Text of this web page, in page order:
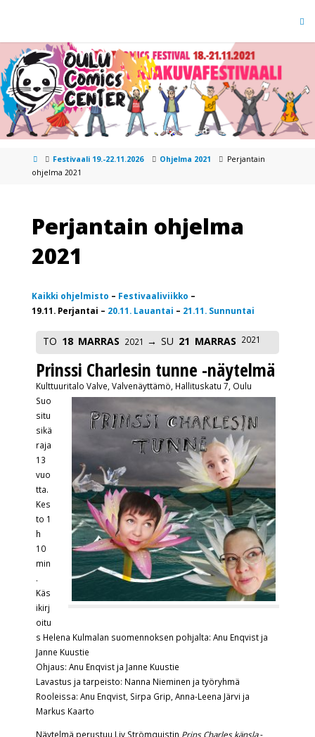
Festivaali 19.-22.11.2026 Ohjelma 2021
Perjantain
ohjelma 2021
Perjantain ohjelma
2021
Kaikki ohjelmisto – Festivaaliviikko –
19.11. Perjantai – 20.11. Lauantai – 21.11. Sunnuntai
TO 18 MARRAS 2021 SU 21 MARRAS 2021
Prinssi Charlesin tunne -näytelmä
Kulttuuritalo Valve, Valvenäyttämö, Hallituskatu 7, Oulu
Suo
situ
sikä
raja
13
vuo
tta.
Kes
to 1
h
10
min
.
Käs
ikirj
oitu
s Helena Kulmalan suomennoksen pohjalta: Anu Enqvist ja
Janne Kuustie
Ohjaus: Anu Enqvist ja Janne Kuustie
Lavastus ja tarpeisto: Nanna Nieminen ja työryhmä
Rooleissa: Anu Enqvist, Sirpa Grip, Anna-Leena Järvi ja
Markus Kaarto
Näytelmä perustuu Liv Strömquistin Prins Charles känsla-